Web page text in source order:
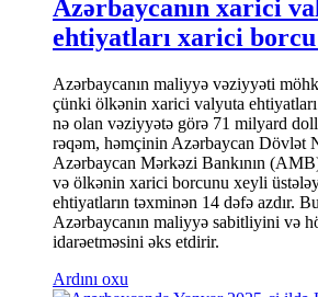
Azərbaycanın xarici
ehtiyatları xarici borcu
Azərbaycanın maliyyə vəziyyəti
çünki ölkənin xarici valyuta
nə olan vəziyyətə görə 71 milyard
rəqəm, həmçinin Azərbaycan Dövlət
Azərbaycan Mərkəzi Bankının
və ölkənin xarici borcunu xeyli
ehtiyatların təxminən 14 dəfə azdır.
Azərbaycanın maliyyə sabitliyini və
idarəetməsini əks etdirir.
Ardını oxu